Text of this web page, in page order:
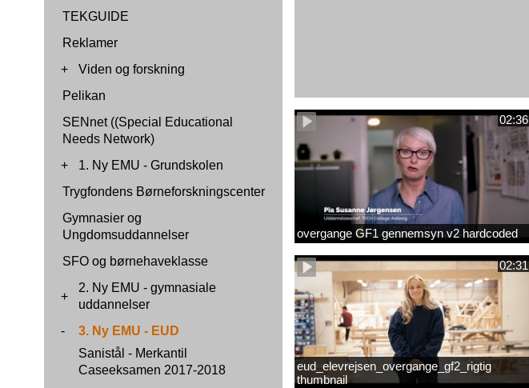
TEKGUIDE
Reklamer
+
Viden og forskning
Pelikan
SENnet ((Special Educational
Needs Network)
+
1. Ny EMU - Grundskolen
Trygfondens Børneforskningscenter
Gymnasier og
Ungdomsuddannelser
SFO og børnehaveklasse
+
2. Ny EMU - gymnasiale
uddannelser
-
3. Ny EMU - EUD
Sanistål - Merkantil
Caseeksamen 2017-2018
02:36
overgange GF1 gennemsyn v2 hardcoded
02:31
eud_elevrejsen_overgange_gf2_rigtig
thumbnail